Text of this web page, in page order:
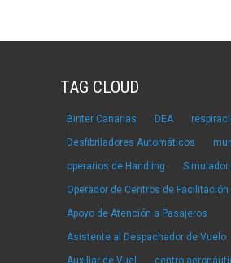
TAG CLOUD
Binter Canarias DEA
Desfibriladores Automáticos
operarios de Handling Simulador
Operador de Centros de Facilitación
Apoyo de Atención a Pasajeros
Asistente al Despachador de Vuelo
Auxiliar de Vuel centro